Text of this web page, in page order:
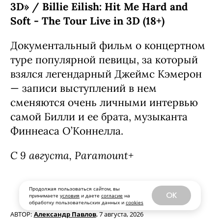
Продолжая пользоваться сайтом, вы
принимаете условия и даете согласие на
обработку пользовательских данных и cookies
OK
Фильм «Билли Айлиш: Ударь меня
3D» / Billie Eilish: Hit Me Hard and
Soft - The Tour Live in 3D (18+)